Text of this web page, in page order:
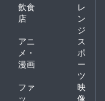
飲食
店
レ
ン
ジ
アニ
メ・
漫画
ス
ポ
ー
ツ
ファ
ッ
映
像